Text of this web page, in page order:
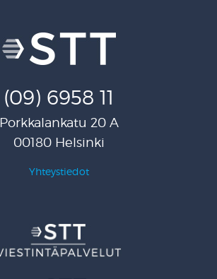
(09) 6958 11
Porkkalankatu 20 A
00180 Helsinki
Yhteystiedot